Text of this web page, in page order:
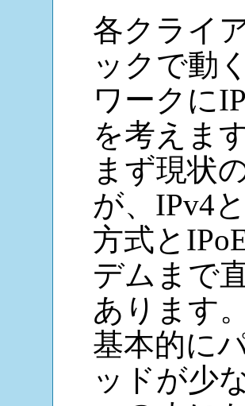
各クライ
ックで動
ワークに
を考えま
まず現状
が、IPv4
方式と
デムまで
あります
基本的に
ッドが少